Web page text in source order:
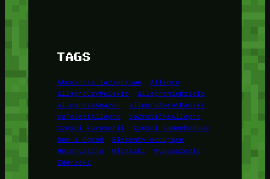
TAGS
Akcesoria łazienkowe
Allegro
allegroCzyPolskie
allegroNieDziala
allegroVsAmazon
allegroZwrotPaczki
coToJestAllegro
coZrobićNaAllegro
Części karoserii
Części samochodowe
Dom i Ogród
Elementy mocujące
Motoryzacja
Wieszaki
Wyposażenie
Zderzaki